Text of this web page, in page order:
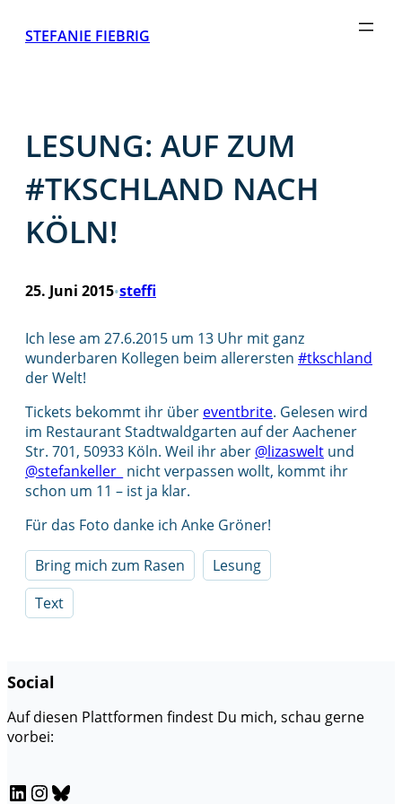
Inhalt
STEFANIE FIEBRIG
LESUNG: AUF ZUM
#TKSCHLAND NACH
KÖLN!
25. Juni 2015•steffi
Ich lese am 27.6.2015 um 13 Uhr mit ganz
wunderbaren Kollegen beim allerersten #tkschland
der Welt!
Tickets bekommt ihr über eventbrite. Gelesen wird
im Restaurant Stadtwaldgarten auf der Aachener
Str. 701, 50933 Köln. Weil ihr aber @lizaswelt und
@stefankeller_ nicht verpassen wollt, kommt ihr
schon um 11 – ist ja klar.
Für das Foto danke ich Anke Gröner!
Bring mich zum Rasen
Lesung
Text
Social
Auf diesen Plattformen findest Du mich, schau gerne
vorbei:
LinkedIn InstagramBluesky